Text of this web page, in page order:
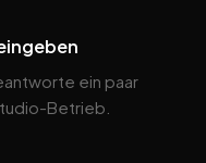
ein paar
Betrieb.